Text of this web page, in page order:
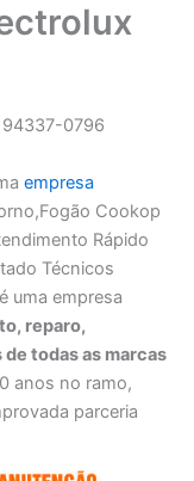
94337-0796
empresa
Cookop
Rápido
Técnicos
uma empresa
reparo,
todas as marcas
anos no ramo,
parceria